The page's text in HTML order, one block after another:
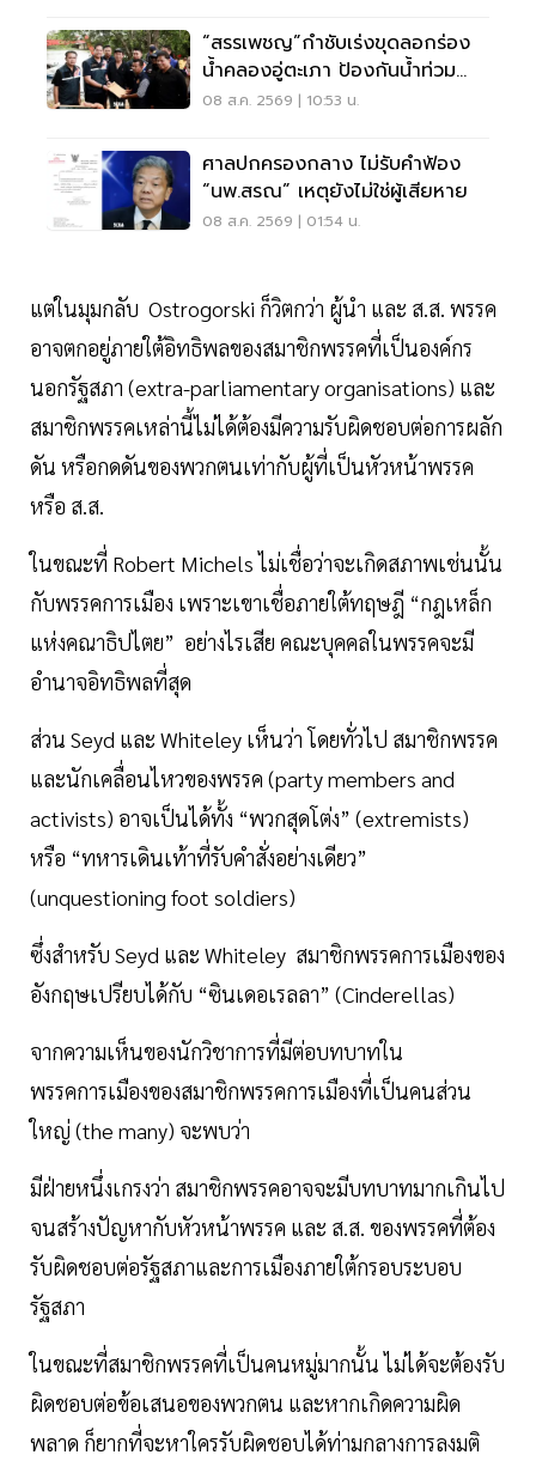
“สรรเพชญ”กำชับเร่งขุดลอกร่อง
น้ำคลองอู่ตะเภา ป้องกันน้ำท่วม
สงขลา
08 ส.ค. 2569 | 10:53 น.
ศาลปกครองกลาง ไม่รับคำฟ้อง
“นพ.สรณ” เหตุยังไม่ใช่ผู้เสียหาย
08 ส.ค. 2569 | 01:54 น.
แต่ในมุมกลับ Ostrogorski ก็วิตกว่า ผู้นำ และ ส.ส. พรรค
อาจตกอยู่ภายใต้อิทธิพลของสมาชิกพรรคที่เป็นองค์กร
นอกรัฐสภา (extra-parliamentary organisations) และ
สมาชิกพรรคเหล่านี้ไม่ได้ต้องมีความรับผิดชอบต่อการผลัก
ดัน หรือกดดันของพวกตนเท่ากับผู้ที่เป็นหัวหน้าพรรค
หรือ ส.ส.
ในขณะที่ Robert Michels ไม่เชื่อว่าจะเกิดสภาพเช่นนั้น
กับพรรคการเมือง เพราะเขาเชื่อภายใต้ทฤษฎี “กฎเหล็ก
แห่งคณาธิปไตย” อย่างไรเสีย คณะบุคคลในพรรคจะมี
อำนาจอิทธิพลที่สุด
ส่วน Seyd และ Whiteley เห็นว่า โดยทั่วไป สมาชิกพรรค
และนักเคลื่อนไหวของพรรค (party members and
activists) อาจเป็นได้ทั้ง “พวกสุดโต่ง” (extremists)
หรือ “ทหารเดินเท้าที่รับคำสั่งอย่างเดียว”
(unquestioning foot soldiers)
ซึ่งสำหรับ Seyd และ Whiteley สมาชิกพรรคการเมืองของ
อังกฤษเปรียบได้กับ “ซินเดอเรลลา” (Cinderellas)
จากความเห็นของนักวิชาการที่มีต่อบทบาทใน
พรรคการเมืองของสมาชิกพรรคการเมืองที่เป็นคนส่วน
ใหญ่ (the many) จะพบว่า
มีฝ่ายหนึ่งเกรงว่า สมาชิกพรรคอาจจะมีบทบาทมากเกินไป
จนสร้างปัญหากับหัวหน้าพรรค และ ส.ส. ของพรรคที่ต้อง
รับผิดชอบต่อรัฐสภาและการเมืองภายใต้กรอบระบอบ
รัฐสภา
ในขณะที่สมาชิกพรรคที่เป็นคนหมู่มากนั้น ไม่ได้จะต้องรับ
ผิดชอบต่อข้อเสนอของพวกตน และหากเกิดความผิด
พลาด ก็ยากที่จะหาใครรับผิดชอบได้ท่ามกลางการลงมติ